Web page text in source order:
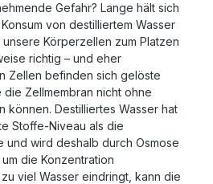
Gefahr? Lange hält sich
von destilliertem Wasser
Körperzellen zum Platzen
richtig – und eher
Zellen befinden sich gelöste
Zellmembran nicht ohne
können. Destilliertes Wasser hat
Stoffe-Niveau als die
und wird deshalb durch Osmose
die Konzentration
viel Wasser eindringt, kann die